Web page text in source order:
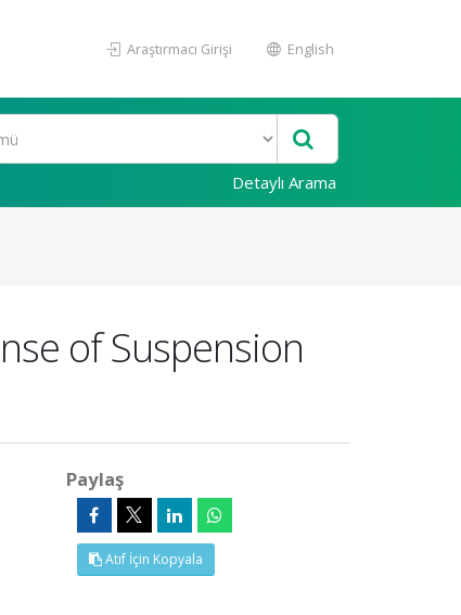
Araştırmacı Girişi English
Detaylı Arama
of Suspension
Paylaş
Atıf İçin Kopyala